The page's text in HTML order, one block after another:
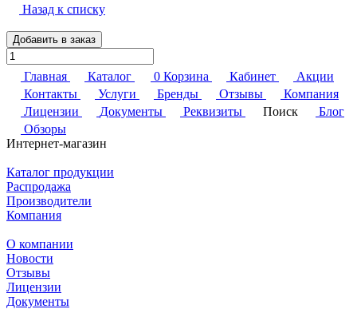
Назад к списку
Добавить в заказ
Главная Каталог 0 Корзина Кабинет
Акции
Контакты
Услуги Бренды Отзывы
Компания
Лицензии
Документы Реквизиты Поиск
Блог
Обзоры
Интернет-магазин
Каталог продукции
Распродажа
Производители
Компания
О компании
Новости
Отзывы
Лицензии
Документы